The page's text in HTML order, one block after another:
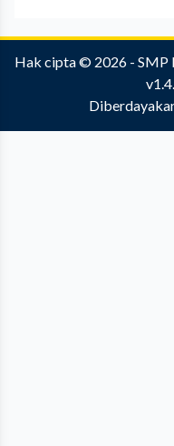
Hak cipta © 2026 - SMP